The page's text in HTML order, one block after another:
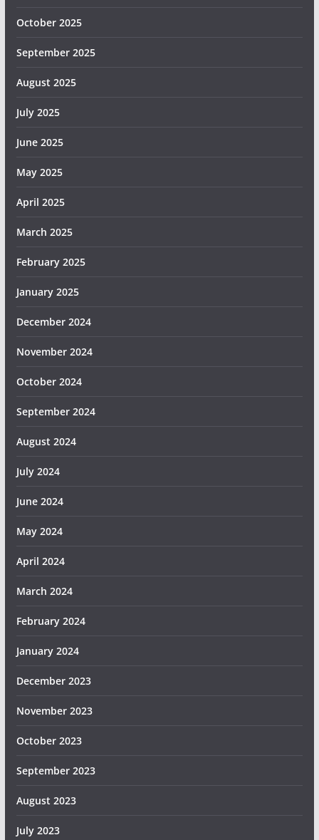
October 2025
September 2025
August 2025
July 2025
June 2025
May 2025
April 2025
March 2025
February 2025
January 2025
December 2024
November 2024
October 2024
September 2024
August 2024
July 2024
June 2024
May 2024
April 2024
March 2024
February 2024
January 2024
December 2023
November 2023
October 2023
September 2023
August 2023
July 2023